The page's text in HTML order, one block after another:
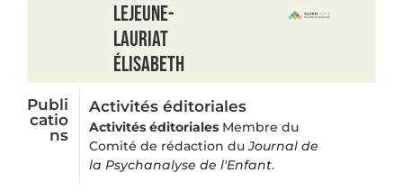
Lejeune-
Lauriat
Élisabeth
Publi
catio
ns
Activités éditoriales
Activités éditoriales Membre du
Comité de rédaction duJournal de
la Psychanalyse de l'Enfant.